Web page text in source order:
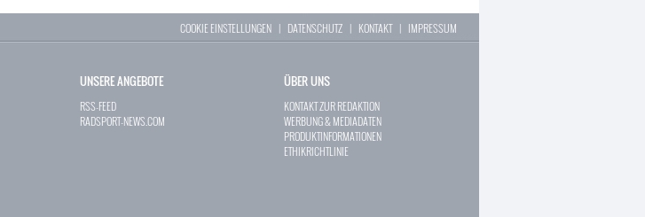
COOKIE EINSTELLUNGEN | DATENSCHUTZ | KONTAKT| IMPRESSUM
UNSERE ANGEBOTE
RSS-FEED
RADSPORT-NEWS.COM
ÜBER UNS
KONTAKT ZUR REDAKTION
WERBUNG & MEDIADATEN
PRODUKTINFORMATIONEN
ETHIKRICHTLINIE